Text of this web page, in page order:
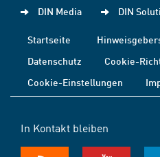
DIN Media DIN
Startseite
Datenschutz
Cookie-
Cookie-Einstellungen
In Kontakt bleiben